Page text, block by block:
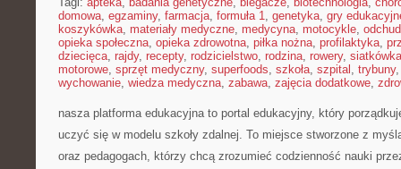
domowa, egzaminy, farmacja, formuła 1, genetyka, gry
koszykówka, materiały medyczne, medycyna, motocykle,
opieka społeczna, opieka zdrowotna, piłka nożna, profilaktyka,
dziecięca, rajdy, recepty, rodzicielstwo, rodzina, rowery, siatkówka
motorowe, sprzęt medyczny, superfoods, szkoła, szpital , trybuny
wychowanie, wiedza medyczna, zabawa, zajęcia dodatkowe,
nasza platforma edukacyjna to portal edukacyjny, który
uczyć się w modelu szkoły zdalnej. To miejsce stworzone z
oraz pedagogach, którzy chcą zrozumieć codzienność nauki